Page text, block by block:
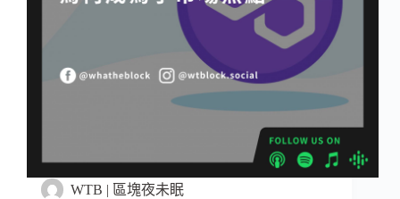
WTB | 區塊夜未眠